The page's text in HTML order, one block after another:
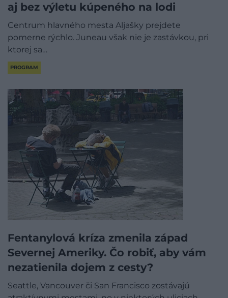
aj bez výletu kúpeného na lodi
Centrum hlavného mesta Aljašky prejdete
pomerne rýchlo. Juneau však nie je zastávkou, pri
ktorej sa…
PROGRAM
Fentanylová kríza zmenila západ
Severnej Ameriky. Čo robiť, aby vám
nezatienila dojem z cesty?
Seattle, Vancouver či San Francisco zostávajú